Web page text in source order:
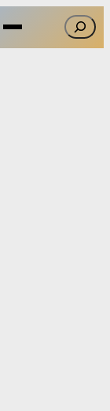
Szukaj